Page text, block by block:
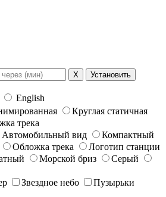
X Установить
English
Круглая статичная
трека
Автомобильный вид
Компактный
Обложка трека
Логотип станции
Морской бриз
Серый
Звездное небо Пузырьки